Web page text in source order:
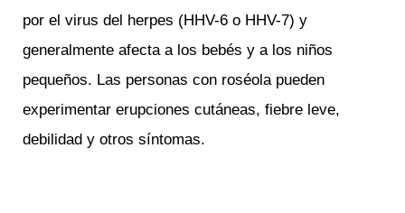
por el virus del herpes (HHV-6 o HHV-7) y
generalmente afecta a los bebés y a los niños
pequeños. Las personas con roséola pueden
experimentar erupciones cutáneas, fiebre leve,
debilidad y otros síntomas.